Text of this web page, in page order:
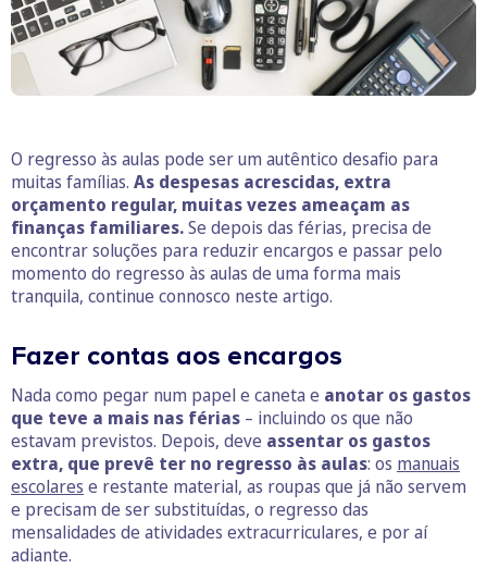
O regresso às aulas pode ser um autêntico desafio para
muitas famílias. As despesas acrescidas, extra
orçamento regular, muitas vezes ameaçam as
finanças familiares.Se depois das férias, precisa de
encontrar soluções para reduzir encargos e passar pelo
momento do regresso às aulas de uma forma mais
tranquila, continue connosco neste artigo.
Fazer contas aos encargos
Nada como pegar num papel e caneta e anotar os gastos
que teve a mais nas férias – incluindo os que não
estavam previstos. Depois, deve assentar os gastos
extra, que prevê ter no regresso às aulas: os manuais
escolares e restante material, as roupas que já não servem
e precisam de ser substituídas, o regresso das
mensalidades de atividades extracurriculares, e por aí
adiante.